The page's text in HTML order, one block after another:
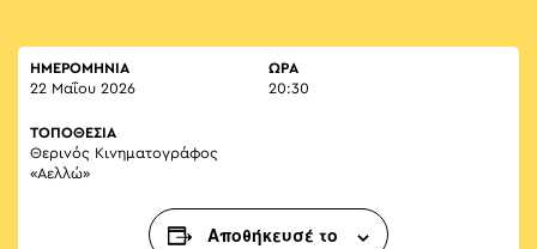
ΗΜΕΡΟΜΗΝΙΑ
22 Μαΐου 2026
ΏΡΑ
20:30
ΤΟΠΟΘΕΣΙΑ
Θερινός Κινηματογράφος
«Αελλώ»
Αποθήκευσέ το